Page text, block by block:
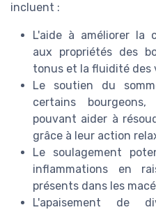
incluent :
L'aide à améliorer la
aux propriétés des
tonus et la fluidité des
Le soutien du
certains
pouvant aider à
grâce à leur action
Le soulagement
inflammations en
présents dans les
L'apaisement de